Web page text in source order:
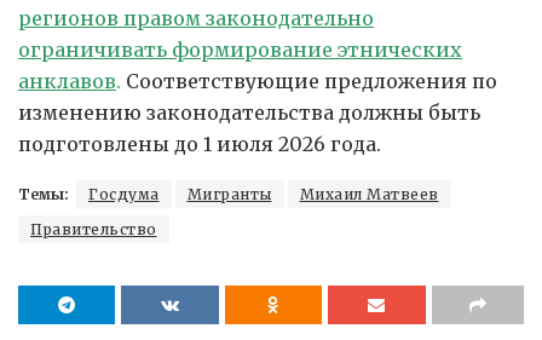
регионов правом законодательно
ограничивать формирование этнических
анклавов. Соответствующие предложения по
изменению законодательства должны быть
подготовлены до 1 июля 2026 года.
Темы: Госдума Мигранты
Михаил Матвеев
Правительство